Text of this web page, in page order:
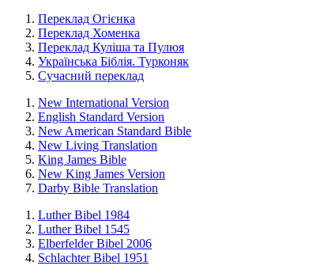
Переклад Огієнка
Переклад Хоменка
Переклад Куліша та Пулюя
Українська Біблія. Турконяк
Сучасний переклад
New International Version
English Standard Version
New American Standard Bible
New Living Translation
King James Bible
New King James Version
Darby Bible Translation
Luther Bibel 1984
Luther Bibel 1545
Elberfelder Bibel 2006
Schlachter Bibel 1951